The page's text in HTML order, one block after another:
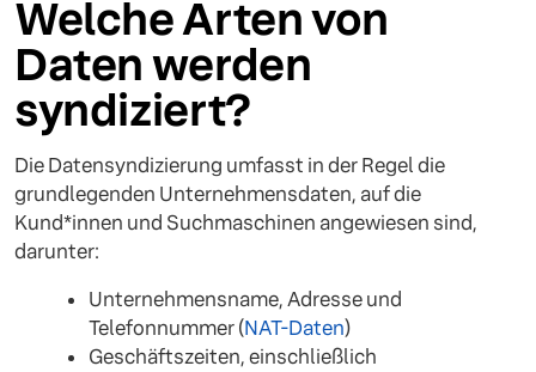
Welche Arten von
Daten werden
syndiziert?
Die Datensyndizierung umfasst in der Regel die
grundlegenden Unternehmensdaten, auf die
Kund*innen und Suchmaschinen angewiesen sind,
darunter:
Unternehmensname, Adresse und
Telefonnummer (NAT-Daten)
Geschäftszeiten, einschließlich